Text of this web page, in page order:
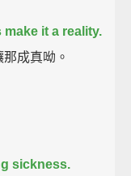
it a reality.
成真呦。
sickness.